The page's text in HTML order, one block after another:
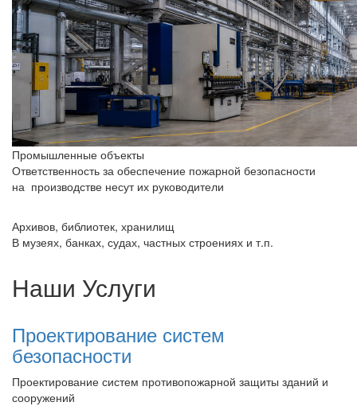
Промышленные объекты
Ответственность за обеспечение пожарной безопасности
на производстве несут их руководители
Архивов, библиотек, хранилищ
В музеях, банках, судах, частных строениях и т.п.
Наши Услуги
Проектирование систем
безопасности
Проектирование систем противопожарной защиты зданий и
сооружений